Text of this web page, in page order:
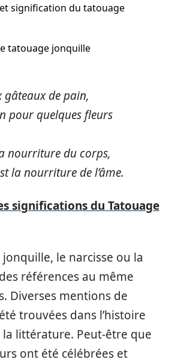
signification du tatouage
tatouage jonquille
gâteaux de pain,
pour quelques fleurs
nourriture du corps,
la nourriture de l’âme.
significations du Tatouage
le narcisse ou la
références au même
Diverses mentions de
trouvées dans l’histoire
la littérature. Peut-être que
ont été célébrées et